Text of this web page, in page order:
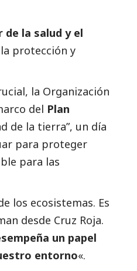
de la salud y el
protección y
la Organización
del Plan
de la tierra”, un día
para proteger
para las
los ecosistemas. Es
desde Cruz Roja.
un papel
entorno«.